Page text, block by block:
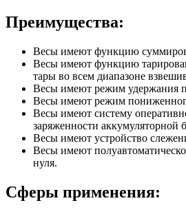
Преимущества:
Весы имеют функцию
Весы имеют функцию
тары во всем диапазоне
Весы имеют режим удержания
Весы имеют режим
Весы имеют систему
заряженности аккумуляторной
Весы имеют устройство
Весы имеют
нуля.
Сферы применения: